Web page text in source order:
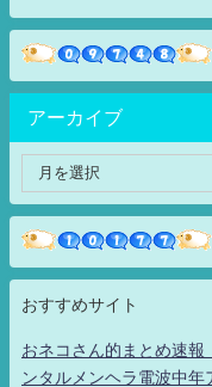
アーカイブ
おすすめサイト
おネコさん的まとめ速
ンタルメンヘラ電波中